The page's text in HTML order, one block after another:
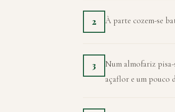
2 À parte cozem-se
3
Num almofariz pisa-
açaflor e um pouco